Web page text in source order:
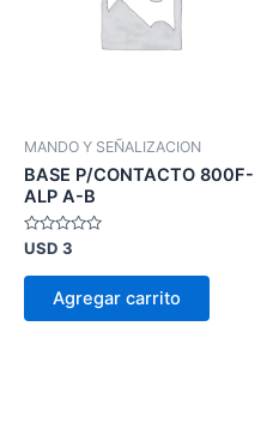
MANDO Y SEÑALIZACION
BASE P/CONTACTO 800F-
ALP A-B
Valorado
0
USD 3
Agregar carrito